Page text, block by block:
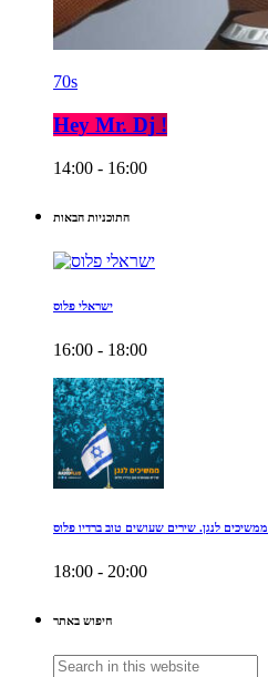
70s
Hey Mr. Dj !
14:00 - 16:00
התוכניות הבאות
ישראלי פלוס
16:00 - 18:00
ממשיכים לנגן. שירים שעושים טוב ברדיו פלוס
18:00 - 20:00
חיפוש באתר